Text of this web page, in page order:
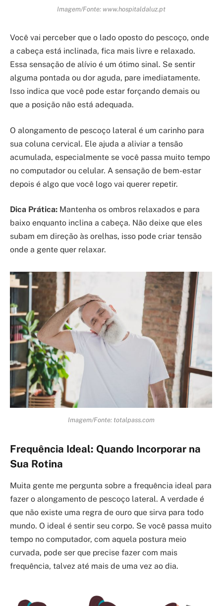
Imagem/Fonte: www.hospitaldaluz.pt
Você vai perceber que o lado oposto do pescoço, onde
a cabeça está inclinada, fica mais livre e relaxado.
Essa sensação de alívio é um ótimo sinal. Se sentir
alguma pontada ou dor aguda, pare imediatamente.
Isso indica que você pode estar forçando demais ou
que a posição não está adequada.
O alongamento de pescoço lateral é um carinho para
sua coluna cervical. Ele ajuda a aliviar a tensão
acumulada, especialmente se você passa muito tempo
no computador ou celular. A sensação de bem-estar
depois é algo que você logo vai querer repetir.
Dica Prática: Mantenha os ombros relaxados e para
baixo enquanto inclina a cabeça. Não deixe que eles
subam em direção às orelhas, isso pode criar tensão
onde a gente quer relaxar.
Imagem/Fonte: totalpass.com
Frequência Ideal: Quando Incorporar na
Sua Rotina
Muita gente me pergunta sobre a frequência ideal para
fazer o alongamento de pescoço lateral. A verdade é
que não existe uma regra de ouro que sirva para todo
mundo. O ideal é sentir seu corpo. Se você passa muito
tempo no computador, com aquela postura meio
curvada, pode ser que precise fazer com mais
frequência, talvez até mais de uma vez ao dia.